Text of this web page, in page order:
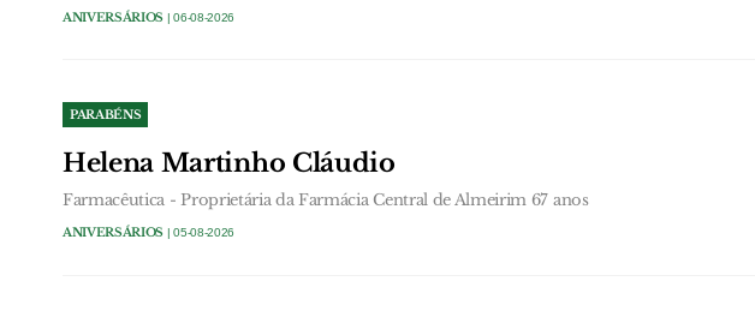
ANIVERSÁRIOS | 06-08-2026
PARABÉNS
Helena Martinho Cláudio
Farmacêutica - Proprietária da Farmácia Central de Almeirim 67 anos
ANIVERSÁRIOS | 05-08-2026